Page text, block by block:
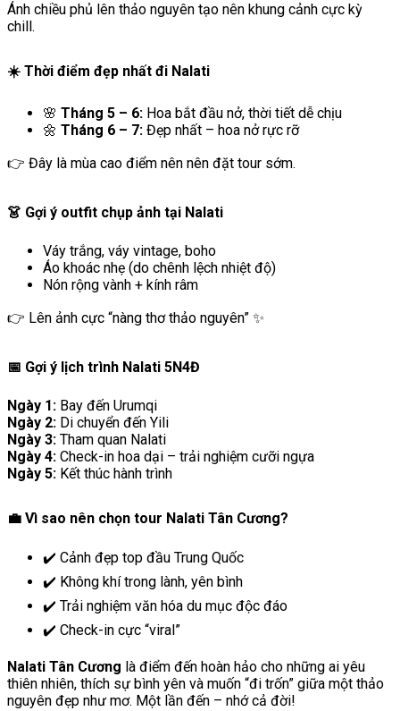
Ánh chiều phủ lên thảo nguyên tạo nên khung cảnh cực kỳ
chill.
☀️ Thời điểm đẹp nhất đi Nalati
🌸 Tháng 5 – 6: Hoa bắt đầu nở, thời tiết dễ chịu
🌼 Tháng 6 – 7: Đẹp nhất – hoa nở rực rỡ
👉 Đây là mùa cao điểm nên nên đặt tour sớm.
👗 Gợi ý outfit chụp ảnh tại Nalati
Váy trắng, váy vintage, boho
Áo khoác nhẹ (do chênh lệch nhiệt độ)
Nón rộng vành + kính râm
👉 Lên ảnh cực “nàng thơ thảo nguyên” ✨
📅 Gợi ý lịch trình Nalati 5N4Đ
Ngày 1: Bay đến Urumqi
Ngày 2: Di chuyển đến Yili
Ngày 3: Tham quan Nalati
Ngày 4: Check-in hoa dại – trải nghiệm cưỡi ngựa
Ngày 5: Kết thúc hành trình
💼 Vì sao nên chọn tour Nalati Tân Cương?
✔️ Cảnh đẹp top đầu Trung Quốc
✔️ Không khí trong lành, yên bình
✔️ Trải nghiệm văn hóa du mục độc đáo
✔️ Check-in cực “viral”
Nalati Tân Cương là điểm đến hoàn hảo cho những ai yêu
thiên nhiên, thích sự bình yên và muốn “đi trốn” giữa một thảo
nguyên đẹp như mơ. Một lần đến – nhớ cả đời!